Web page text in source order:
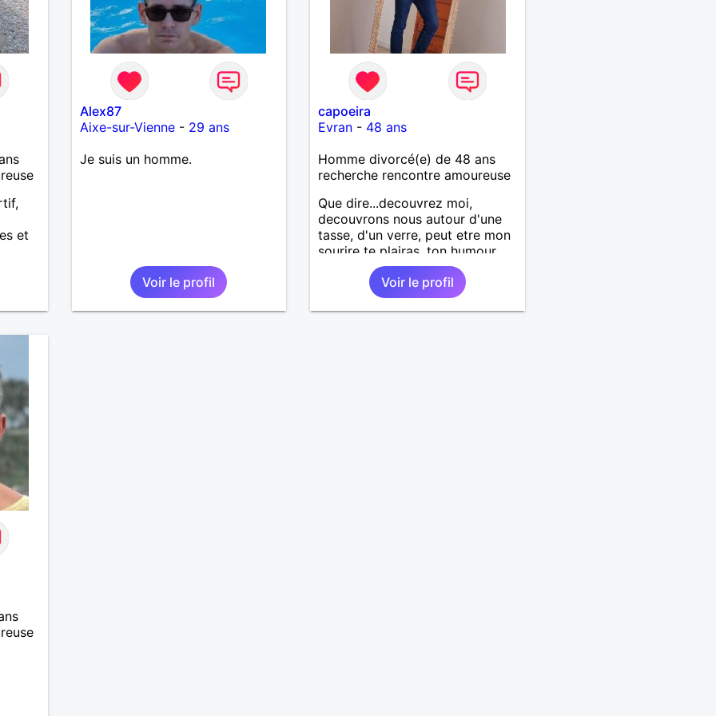
Mes
,vtt
d
je
fin
J
je
je
jeet
Alex87
Aixe-sur-Vienne- 29 ans
Je suis un homme.
Voir le profil
capoeira
Evran - 48 ans
Homme divorcé(e) de 48 ans
recherche rencontre amoureuse
Que dire...decouvrez moi,
decouvrons nous autour d'une
tasse, d'un verre, peut etre mon
sourire te plairas, ton humour
me fera pouffer.. en tout cas on
a tout a gagner.Voir le profil